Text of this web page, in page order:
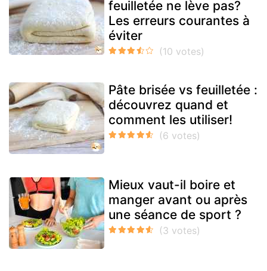
feuilletée ne lève pas?
Les erreurs courantes à
éviter
Pâte brisée vs feuilletée :
découvrez quand et
comment les utiliser!
Mieux vaut-il boire et
manger avant ou après
une séance de sport ?